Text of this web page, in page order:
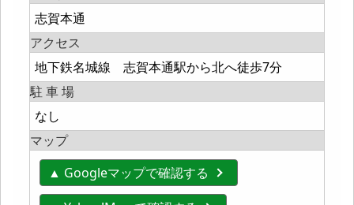
志賀本通
アクセス
地下鉄名城線 志賀本通駅から北へ徒歩7分
駐 車 場
なし
マップ
▲ Googleマップで確認する